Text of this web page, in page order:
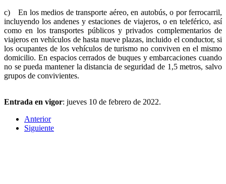
c) En los medios de transporte aéreo, en autobús, o por ferrocarril,
incluyendo los andenes y estaciones de viajeros, o en teleférico, así
como en los transportes públicos y privados complementarios de
viajeros en vehículos de hasta nueve plazas, incluido el conductor, si
los ocupantes de los vehículos de turismo no conviven en el mismo
domicilio. En espacios cerrados de buques y embarcaciones cuando
no se pueda mantener la distancia de seguridad de 1,5 metros, salvo
grupos de convivientes.
Entrada en vigor: jueves 10 de febrero de 2022.
Anterior
Siguiente